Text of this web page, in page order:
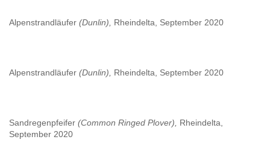
Alpenstrandläufer (Dunlin), Rheindelta, September 2020
Alpenstrandläufer (Dunlin), Rheindelta, September 2020
Sandregenpfeifer (Common Ringed Plover),
Rheindelta,
September 2020